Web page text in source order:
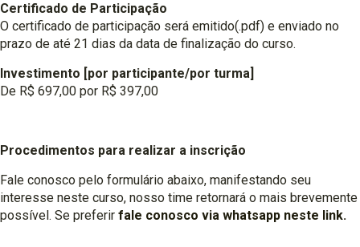
Certificado de Participação
O certificado de participação será emitido(.pdf) e enviado no
prazo de até 21 dias da data de finalização do curso.
Investimento [por participante/por turma]
De R$ 697,00 por R$ 397,00
Procedimentos para realizar a inscrição
Fale conosco pelo formulário abaixo, manifestando seu
interesse neste curso, nosso time retornará o mais brevemente
possível. Se preferir fale conosco via whatsapp neste link.